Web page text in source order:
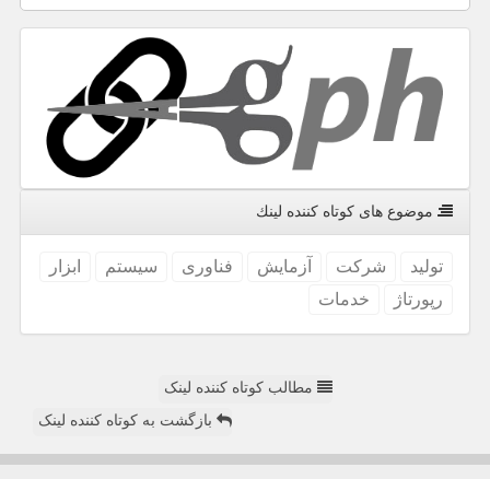
موضوع های كوتاه كننده لینك
تولید شركت آزمایش فناوری سیستم
ابزار
رپورتاژ
خدمات
مطالب کوتاه کننده لینک
بازگشت به کوتاه کننده لینک